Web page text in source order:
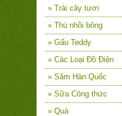
» Trái cây tươi
» Thú nhồi bông
» Gấu Teddy
» Các Loại Đồ Điện
» Sâm Hàn Quốc
» Sữa Công thức
» Quà